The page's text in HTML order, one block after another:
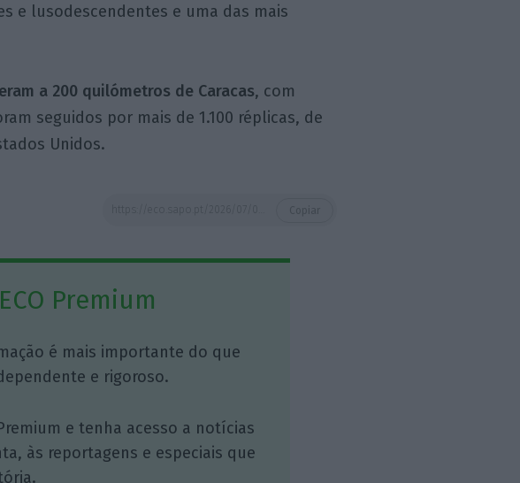
e lusodescendentes e uma das mais
a 200 quilómetros de Caracas, com
seguidos por mais de 1.100 réplicas, de
Unidos.
Premium
é mais importante do que
e rigoroso.
e tenha acesso a notícias
às reportagens e especiais que